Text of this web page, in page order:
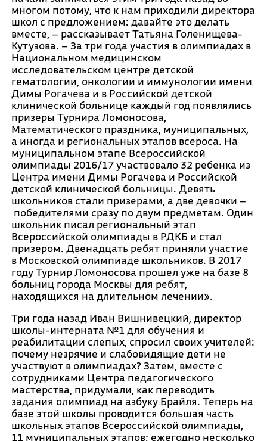
многом потому, что к нам приходили директора
школ с предложением: давайте это делать
вместе, – рассказывает Татьяна Голенищева-
Кутузова. – За три года участия в олимпиадах в
Национальном медицинском
исследовательском центре детской
гематологии, онкологии и иммунологии имени
Димы Рогачева и в Российской детской
клинической больнице каждый год появлялись
призеры Турнира Ломоносова,
Математического праздника, муниципальных,
а иногда и региональных этапов всероса. На
муниципальном этапе Всероссийской
олимпиады 2016/17 участвовало 32 ребенка из
Центра имени Димы Рогачева и Российской
детской клинической больницы. Девять
школьников стали призерами, а две девочки –
победителями сразу по двум предметам. Один
школьник писал региональный этап
Всероссийской олимпиады в РДКБ и стал
призером. Двенадцать ребят приняли участие
в Московской олимпиаде школьников. В 2017
году Турнир Ломоносова прошел уже на базе 8
больниц города Москвы для ребят,
находящихся на длительном лечении».
Три года назад Иван Вишнивецкий, директор
школы-интерната №1 для обучения и
реабилитации слепых, спросил своих учителей:
почему незрячие и слабовидящие дети не
участвуют в олимпиадах? Затем, вместе с
сотрудниками Центра педагогического
мастерства, придумали, как переводить
задания олимпиад на азбуку Брайля. Теперь на
базе этой школы проводится большая часть
школьных этапов Всероссийской олимпиады,
11 муниципальных этапов; ежегодно несколько